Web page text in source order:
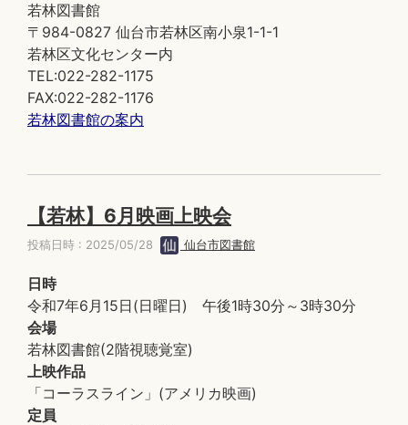
若林図書館
〒984-0827 仙台市若林区南小泉1-1-1
若林区文化センター内
TEL:022-282-1175
FAX:022-282-1176
若林図書館の案内
【若林】6月映画上映会
投稿日時 : 2025/05/28 仙台市図書館
日時
令和7年6月15日(日曜日) 午後1時30分～3時30分
会場
若林図書館(2階視聴覚室)
上映作品
「コーラスライン」(アメリカ映画)
定員